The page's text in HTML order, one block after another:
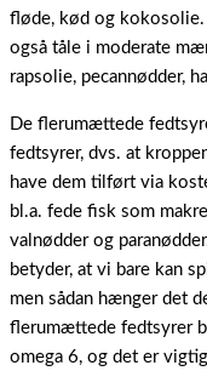
fløde, kød og
også tåle i moderate
rapsolie, pecannødder,
De flerumættede
fedtsyrer, dvs. at
have dem tilført via
bl.a. fede fisk som
valnødder og
betyder, at vi bare kan
men sådan hænger det
flerumættede fedtsyrer
omega 6, og det er